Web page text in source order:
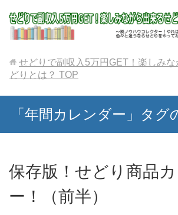
せどりで副収入5万円GET！楽しみ
どりとは？ TOP
「年間カレンダー」タグ
保存版！せどり商品
ー！（前半）